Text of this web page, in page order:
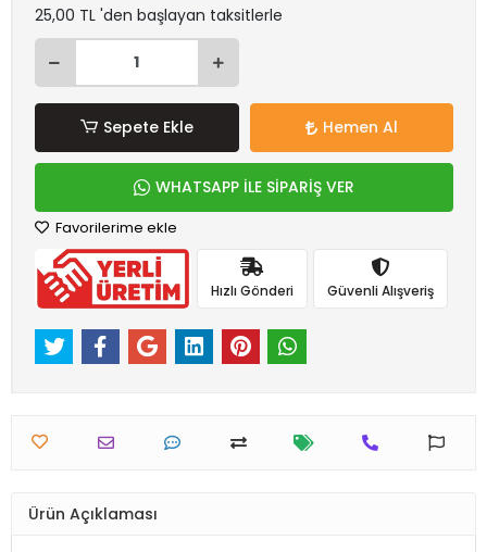
25,00 TL 'den başlayan taksitlerle
Sepete Ekle Hemen Al
WHATSAPP İLE SİPARİŞ VER
Favorilerime ekle
Hızlı Gönderi Güvenli Alışveriş
Ürün Açıklaması